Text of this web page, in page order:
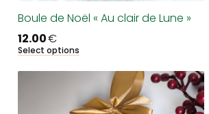
Boule de Noël « Au clair de Lune »
12.00€
Select options